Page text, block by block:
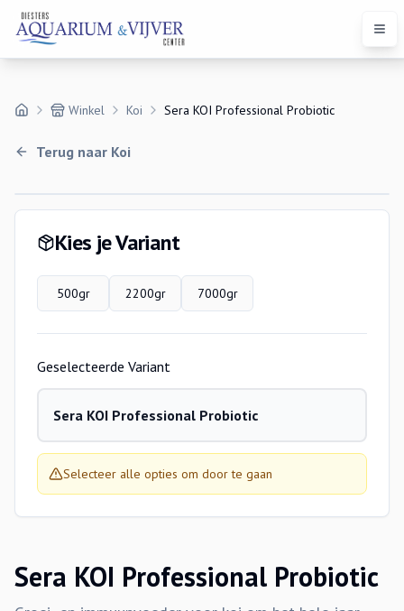
Winkel Koi Sera KOI Professional Probiotic
Terug naar Koi
Kies je Variant
500gr 2200gr 7000gr
Geselecteerde Variant
Sera KOI Professional Probiotic
Selecteer alle opties om door te gaan
Sera KOI Professional Probiotic